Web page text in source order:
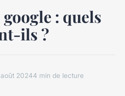
: quels
ils ?
20244 min de lecture